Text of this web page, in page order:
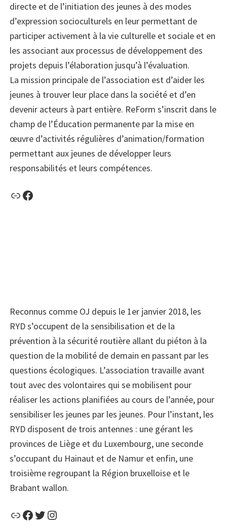
directe et de l’initiation des jeunes à des modes
d’expression socioculturels en leur permettant de
participer activement à la vie culturelle et sociale et en
les associant aux processus de développement des
projets depuis l’élaboration jusqu’à l’évaluation.
La mission principale de l’association est d’aider les
jeunes à trouver leur place dans la société et d’en
devenir acteurs à part entière. ReForm s’inscrit dans le
champ de l’Éducation permanente par la mise en
œuvre d’activités régulières d’animation/formation
permettant aux jeunes de développer leurs
responsabilités et leurs compétences.
LienFacebook
Reconnus comme OJ depuis le 1er janvier 2018, les
RYD s’occupent de la sensibilisation et de la
prévention à la sécurité routière allant du piéton à la
question de la mobilité de demain en passant par les
questions écologiques. L’association travaille avant
tout avec des volontaires qui se mobilisent pour
réaliser les actions planifiées au cours de l’année, pour
sensibiliser les jeunes par les jeunes. Pour l’instant, les
RYD disposent de trois antennes : une gérant les
provinces de Liège et du Luxembourg, une seconde
s’occupant du Hainaut et de Namur et enfin, une
troisième regroupant la Région bruxelloise et le
Brabant wallon.
LienFacebook
Twitter
Instagram